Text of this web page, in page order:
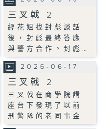
三叉戟 2
經花姐找封彪談話
後，封彪最終答應
與警方合作。封彪…
2026-06-17
三叉戟 2
三叉戟在商學院講
座台下發現了以前
刑警隊的老同事金…